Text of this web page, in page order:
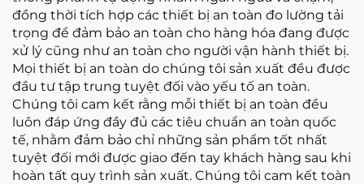
đồng thời tích hợp các thiết bị an toàn đo lường tải
trọng để đảm bảo an toàn cho hàng hóa đang được
xử lý cũng như an toàn cho người vận hành thiết bị.
Mọi thiết bị an toàn do chúng tôi sản xuất đều được
đầu tư tập trung tuyệt đối vào yếu tố an toàn.
Chúng tôi cam kết rằng mỗi thiết bị an toàn đều
luôn đáp ứng đầy đủ các tiêu chuẩn an toàn quốc
tế, nhằm đảm bảo chỉ những sản phẩm tốt nhất
tuyệt đối mới được giao đến tay khách hàng sau khi
hoàn tất quy trình sản xuất. Chúng tôi cam kết toàn